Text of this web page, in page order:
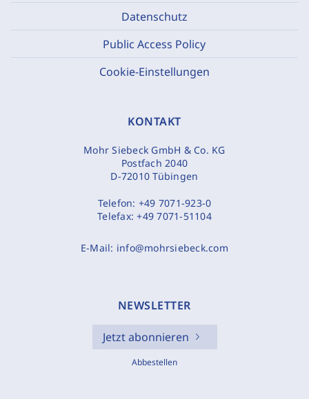
Datenschutz
Public Access Policy
Cookie-Einstellungen
KONTAKT
Mohr Siebeck GmbH & Co. KG
Postfach 2040
D-72010 Tübingen
Telefon: +49 7071-923-0
Telefax:+49 7071-51104
E-Mail: info@mohrsiebeck.com
NEWSLETTER
Jetzt abonnieren
Abbestellen